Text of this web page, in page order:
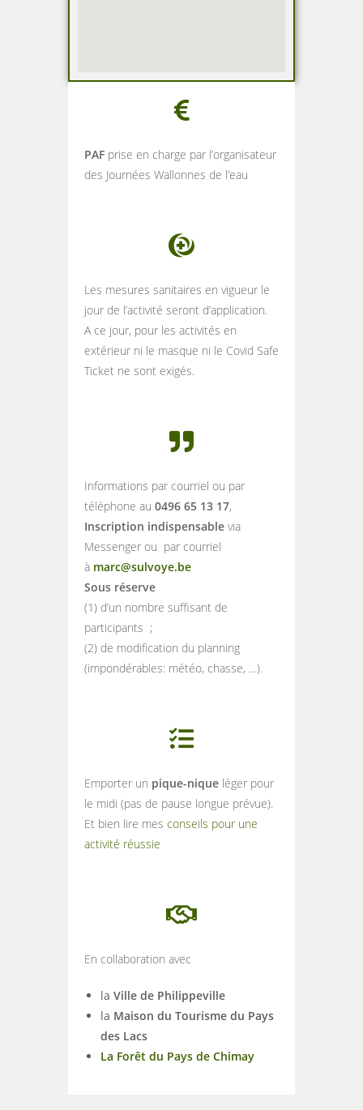
PAF prise en charge par l’organisateur
des Journées Wallonnes de l’eau
Les mesures sanitaires en vigueur le
jour de l’activité seront d’application.
A ce jour, pour les activités en
extérieur ni le masque ni le Covid Safe
Ticket ne sont exigés.
Informations par courriel ou par
téléphone au 0496 65 13 17,
Inscription indispensable via
Messenger ou par courriel
à marc@sulvoye.be
Sous réserve
(1) d’un nombre suffisant de
participants ;
(2) de modification du planning
(impondérables: météo, chasse, …).
Emporter un pique-nique léger pour
le midi (pas de pause longue prévue).
Et bien lire mes conseils pour une
activité réussie
En collaboration avec
la Ville de Philippeville
la Maison du Tourisme du Pays
des Lacs
La Forêt du Pays de Chimay